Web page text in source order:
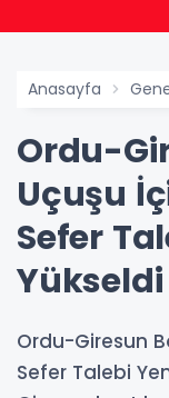
Anasayfa
Ordu-
Uçuşu
Sefer
Yükseldi
Ordu-Giresun
Sefer Talebi